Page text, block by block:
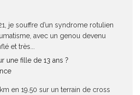
je souffre d’un syndrome rotulien
avec un genou devenu
et très...
une fille de 13 ans ?
en 19.50 sur un terrain de cross